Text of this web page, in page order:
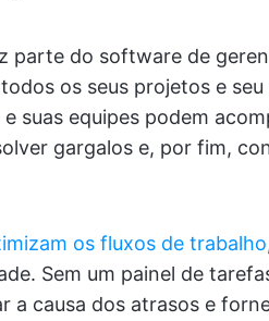
parte do software de
os seus projetos e
suas equipes podem
gargalos e, por fim,
os fluxos de trabalho
Sem um painel de
a causa dos atrasos e